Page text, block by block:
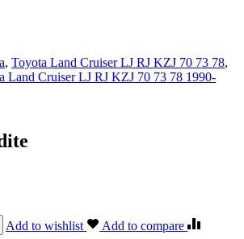
, Toyota Land Cruiser LJ RJ KZJ 70 73 78,
Land Cruiser LJ RJ KZJ 70 73 78 1990-
Add to wishlist Add to compare